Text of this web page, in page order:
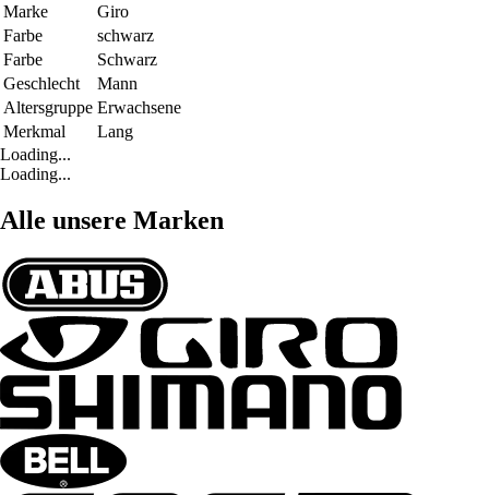
Marke
Giro
Farbe
schwarz
Farbe
Schwarz
Geschlecht
Mann
Altersgruppe Erwachsene
Merkmal
Lang
Loading...
Loading...
Alle unsere Marken